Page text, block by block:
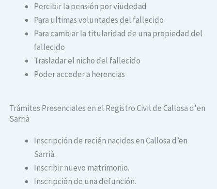
Percibir la pensión por viudedad
Para ultimas voluntades del fallecido
Para cambiar la titularidad de una propiedad del
fallecido
Trasladar el nicho del fallecido
Poder acceder a herencias
Trámites Presenciales en el Registro Civil de Callosa d'en
Sarrià
Inscripción de recién nacidos en Callosa d’en
Sarrià.
Inscribir nuevo matrimonio.
Inscripción de una defunción.